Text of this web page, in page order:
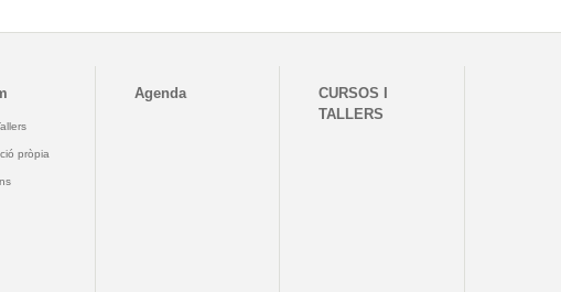
pròpia
Agenda
CURSOS I
TALLERS